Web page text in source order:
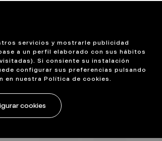
servicios y mostrarle publicidad
a un perfil elaborado con sus hábitos
Si consiente su instalación
configurar sus preferencias pulsando
en nuestra Política de cookies.
cookies